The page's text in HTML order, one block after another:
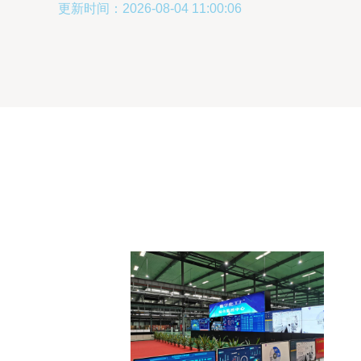
更新时间：2026-08-04 11:00:06